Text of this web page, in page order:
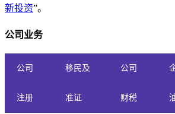
新投资”。
公司业务
公司
注册
移民及
准证
公司
财税